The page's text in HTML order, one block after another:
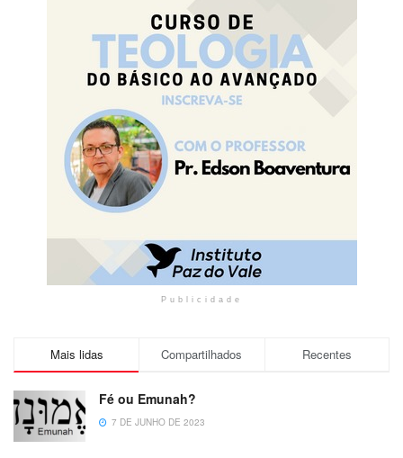
Publicidade
Mais lidas Compartilhados Recentes
Fé ou Emunah?
7 DE JUNHO DE 2023